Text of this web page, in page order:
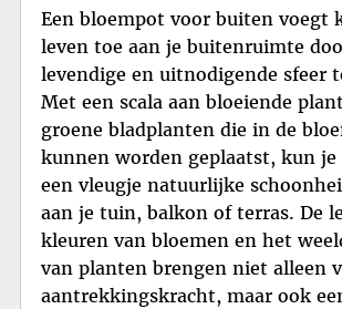
Een bloempot voor buiten voegt
leven toe aan je buitenruimte
levendige en uitnodigende sfeer
Met een scala aan bloeiende
groene bladplanten die in de
kunnen worden geplaatst, kun
een vleugje natuurlijke
aan je tuin, balkon of terras. De
kleuren van bloemen en het
van planten brengen niet alleen
aantrekkingskracht, maar ook